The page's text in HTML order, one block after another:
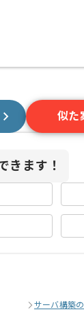
似た
きます！
サーバ構築